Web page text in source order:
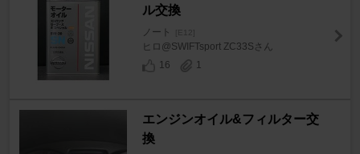
ル交換
ノート [E12]
ヒロ@SWIFTsport ZC33Sさん
16
1
エンジンオイル&フィルター交
換